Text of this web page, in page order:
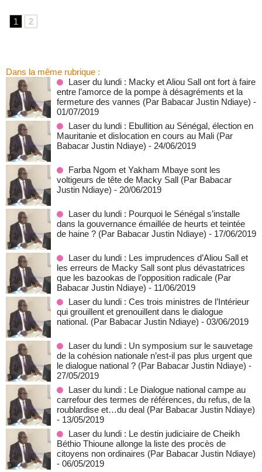
1 2
Dans la même rubrique :
Laser du lundi : Macky et Aliou Sall ont fort à faire
entre l’amorce de la pompe à désagréments et la
fermeture des vannes (Par Babacar Justin Ndiaye) -
01/07/2019
Laser du lundi : Ebullition au Sénégal, élection en
Mauritanie et dislocation en cours au Mali (Par
Babacar Justin Ndiaye) - 24/06/2019
Farba Ngom et Yakham Mbaye sont les
voltigeurs de tête de Macky Sall (Par Babacar
Justin Ndiaye) - 20/06/2019
Laser du lundi : Pourquoi le Sénégal s’installe
dans la gouvernance émaillée de heurts et teintée
de haine ? (Par Babacar Justin Ndiaye) - 17/06/2019
Laser du lundi : Les imprudences d’Aliou Sall et
les erreurs de Macky Sall sont plus dévastatrices
que les bazookas de l’opposition radicale (Par
Babacar Justin Ndiaye) - 11/06/2019
Laser du lundi : Ces trois ministres de l’Intérieur
qui grouillent et grenouillent dans le dialogue
national. (Par Babacar Justin Ndiaye) - 03/06/2019
Laser du lundi : Un symposium sur le sauvetage
de la cohésion nationale n’est-il pas plus urgent que
le dialogue national ? (Par Babacar Justin Ndiaye) -
27/05/2019
Laser du lundi : Le Dialogue national campe au
carrefour des termes de références, du refus, de la
roublardise et…du deal (Par Babacar Justin Ndiaye)
- 13/05/2019
Laser du lundi : Le destin judiciaire de Cheikh
Béthio Thioune allonge la liste des procès de
citoyens non ordinaires (Par Babacar Justin Ndiaye)
- 06/05/2019